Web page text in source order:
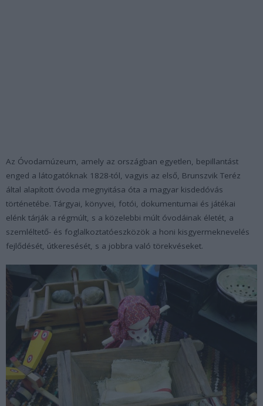
Az Óvodamúzeum, amely az országban egyetlen, bepillantást
enged a látogatóknak 1828-tól, vagyis az első, Brunszvik Teréz
által alapított óvoda megnyitása óta a magyar kisdedóvás
történetébe. Tárgyai, könyvei, fotói, dokumentumai és játékai
elénk tárják a régmúlt, s a közelebbi múlt óvodáinak életét, a
szemléltető- és foglalkoztatóeszközök a honi kisgyermeknevelés
fejlődését, útkeresését, s a jobbra való törekvéseket.